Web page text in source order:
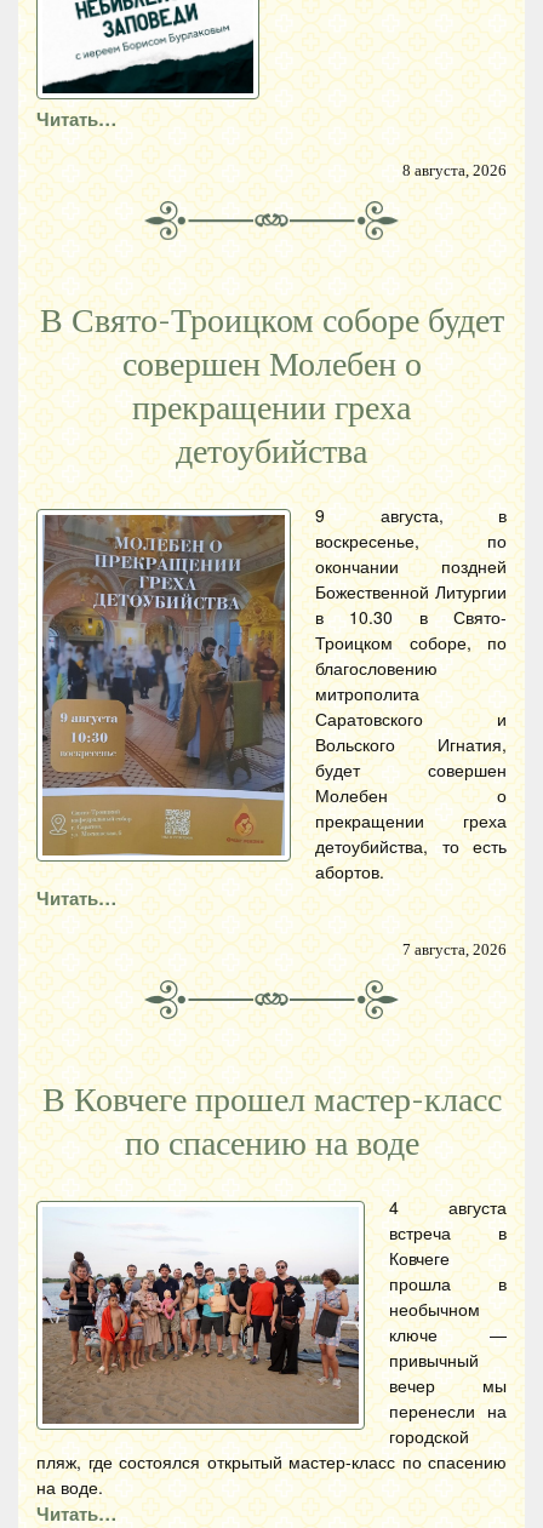
Читать…
8 августа, 2026
В Свято-Троицком соборе будет
совершен Молебен о
прекращении греха
детоубийства
9 августа, в
воскресенье, по
окончании поздней
Божественной Литургии
в 10.30 в Свято-
Троицком соборе, по
благословению
митрополита
Саратовского и
Вольского Игнатия,
будет совершен
Молебен о
прекращении греха
детоубийства, то есть
абортов.
Читать…
7 августа, 2026
В Ковчеге прошел мастер-класс
по спасению на воде
4 августа
встреча в
Ковчеге
прошла в
необычном
ключе —
привычный
вечер мы
перенесли на
городской
пляж, где состоялся открытый мастер-класс по спасению
на воде.
Читать…